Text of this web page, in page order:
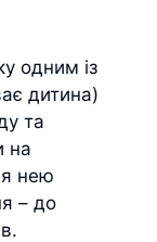
одним із
дитина)
та
на
нею
– до